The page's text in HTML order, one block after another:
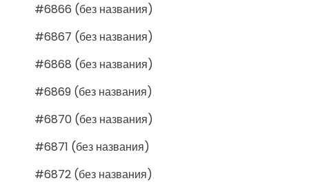
#6866 (без названия)
#6867 (без названия)
#6868 (без названия)
#6869 (без названия)
#6870 (без названия)
#6871 (без названия)
#6872 (без названия)